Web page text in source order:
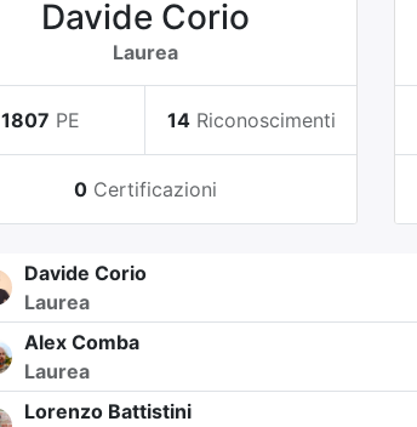
Davide Corio
Laurea
1807 PE 14 Riconoscimenti
0 Certificazioni
Davide Corio
Laurea
Alex Comba
Laurea
Lorenzo Battistini